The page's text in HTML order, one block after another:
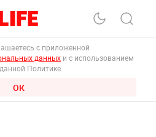
с приложенной
данных и с использованием
Политике.
ОК